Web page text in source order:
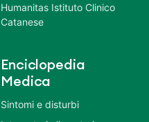
Humanitas Istituto Clinico
Catanese
Enciclopedia
Medica
Sintomi e disturbi